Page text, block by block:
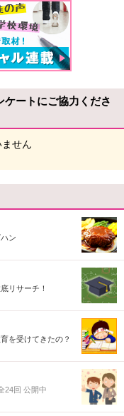
ートにご協力くださ
せん
ン
リサーチ！
を受けてきたの？
24回 公開中